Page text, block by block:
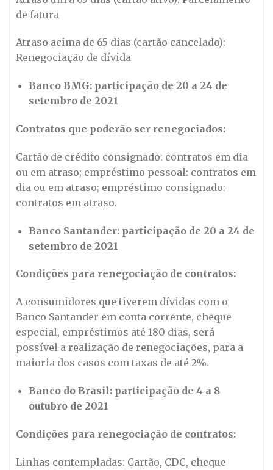
de fatura
Atraso acima de 65 dias (cartão cancelado):
Renegociação de dívida
Banco BMG: participação de 20 a 24 de
setembro de 2021
Contratos que poderão ser renegociados:
Cartão de crédito consignado: contratos em dia
ou em atraso; empréstimo pessoal: contratos em
dia ou em atraso; empréstimo consignado:
contratos em atraso.
Banco Santander: participação de 20 a 24 de
setembro de 2021
Condições para renegociação de contratos:
A consumidores que tiverem dívidas com o
Banco Santander em conta corrente, cheque
especial, empréstimos até 180 dias, será
possível a realização de renegociações, para a
maioria dos casos com taxas de até 2%.
Banco do Brasil: participação de 4 a 8
outubro de 2021
Condições para renegociação de contratos:
Linhas contempladas: Cartão, CDC, cheque